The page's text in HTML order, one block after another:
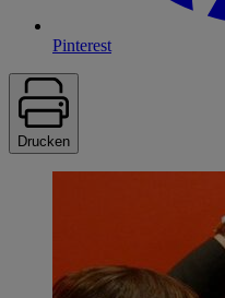
Pinterest
Drucken